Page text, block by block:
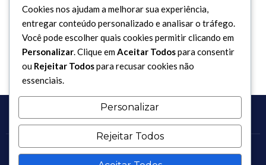
Copyright 2017 - 2026 / Todos os direitos reservados.
Cookies nos ajudam a melhorar sua experiência,
entregar conteúdo personalizado e analisar o tráfego.
Você pode escolher quais cookies permitir clicando em
Personalizar. Clique emAceitar Todospara consentir
ou Rejeitar Todospara recusar cookies não
essenciais.
Personalizar
Rejeitar Todos